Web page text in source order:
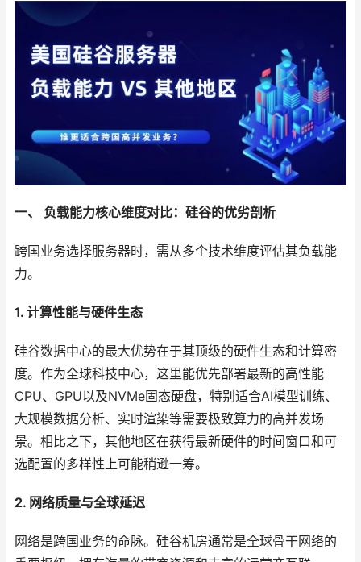
一、 负载能力核心维度对比：硅谷的优劣剖析
跨国业务选择服务器时，需从多个技术维度评估其负载能
力。
1. 计算性能与硬件生态
硅谷数据中心的最大优势在于其顶级的硬件生态和计算密
度。作为全球科技中心，这里能优先部署最新的高性能
CPU、GPU以及NVMe固态硬盘，特别适合AI模型训练、
大规模数据分析、实时渲染等需要极致算力的高并发场
景。相比之下，其他地区在获得最新硬件的时间窗口和可
选配置的多样性上可能稍逊一筹。
2. 网络质量与全球延迟
网络是跨国业务的命脉。硅谷机房通常是全球骨干网络的